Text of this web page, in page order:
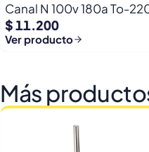
Canal N 100v 180a To-
$ 11.200
Ver producto
Más